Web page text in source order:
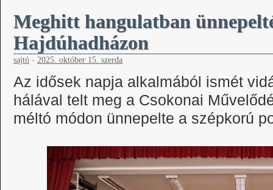
Meghitt hangulatban
Hajdúhadházon
sajtó - 2025. október 15. szerda
Az idősek napja alkalmából ismét
hálával telt meg a Csokonai
méltó módon ünnepelte a szépkorú